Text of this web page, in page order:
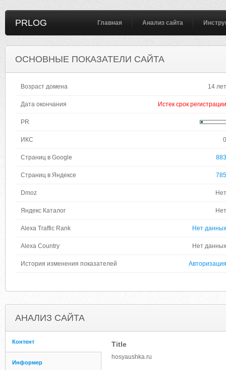
PRLOG Главная Анализ сайта
ОСНОВНЫЕ ПОКАЗАТЕЛИ САЙТА
Возраст домена 14 лет
Дата окончания Истек срок регистрации
PR
ИКС 0
Страниц в Google 883
Страниц в Яндексе 785
Dmoz Нет
Яндекс Каталог Нет
Alexa Traffic Rank Нет данных
Alexa Country Нет данных
История изменения показателей Авторизация
АНАЛИЗ САЙТА
Контент
Информер
Title
hosyaushka.ru